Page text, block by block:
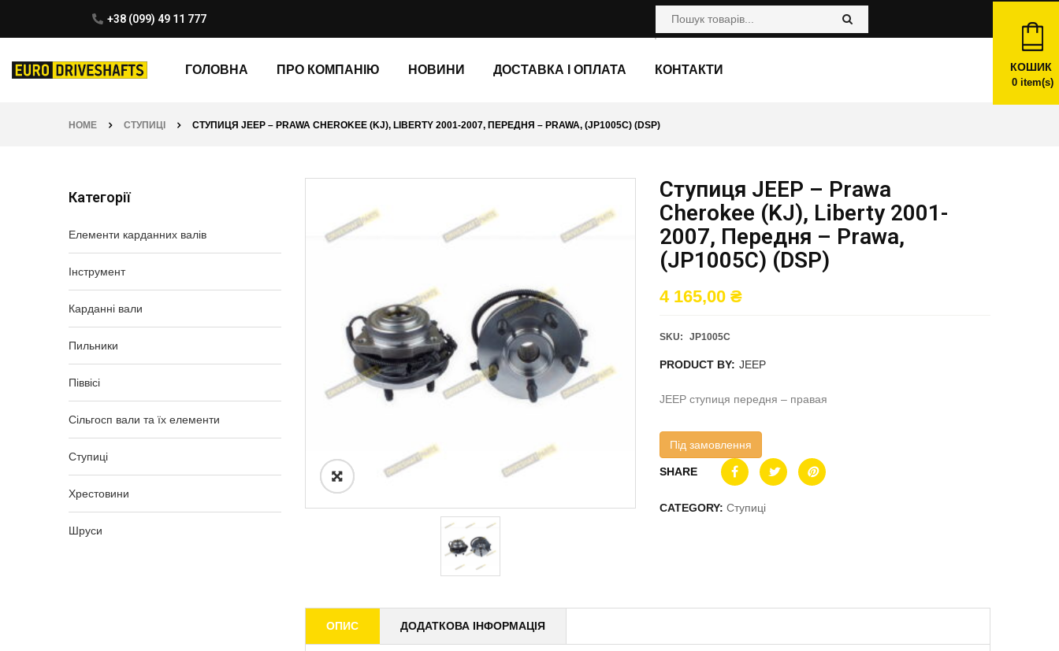
+38 (099) 49 11 777
ГОЛОВНА ПРО КОМПАНІЮ НОВИНИ ДОСТАВКА І ОПЛАТА КОНТАКТИ КОШИК
0item(s)
HOME СТУПИЦІ СТУПИЦЯ JEEP – PRAWA CHEROKEE (KJ), LIBERTY 2001-2007, ПЕРЕДНЯ – PRAWA, (JP1005C) (DSP)
Категорії
Елементи карданних валів
Інструмент
Карданні вали
Пильники
Піввісі
Сільгосп вали та їх елементи
Ступиці
Хрестовини
Шруси
Ступиця JEEP – Prawa
Cherokee (KJ), Liberty 2001-
2007, Передня – Prawa,
(JP1005C) (DSP)
4 165,00 ₴
SKU: JP1005C
PRODUCT BY: JEEP
JEEP ступиця передня – правая
Під замовлення
SHARE
CATEGORY: Ступиці
ОПИС ДОДАТКОВА ІНФОРМАЦІЯ